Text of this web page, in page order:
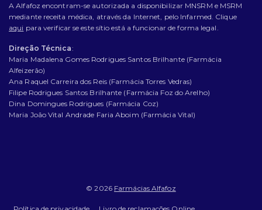
A Alfafoz encontram-se autorizada a disponibilizar MNSRM e MSRM
mediante receita médica, através da Internet, pelo Infarmed. Clique
aqui para verificar se este sítio está a funcionar de forma legal.
Direção Técnica:
Maria Madalena Gomes Rodrigues Santos Brilhante (Farmácia
Alfeizerão)
Ana Raquel Carreira dos Reis (Farmácia Torres Vedras)
Filipe Rodrigues Santos Brilhante (Farmácia Foz do Arelho)
Dina Domingues Rodrigues (Farmácia Coz)
Maria João Vital Andrade Faria Aboim (Farmácia Vital)
© 2026 Farmácias Alfafoz